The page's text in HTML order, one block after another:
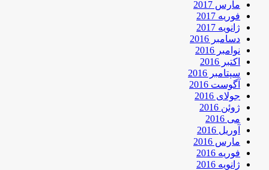
مارس 2017
فوریه 2017
ژانویه 2017
دسامبر 2016
نوامبر 2016
اکتبر 2016
سپتامبر 2016
آگوست 2016
جولای 2016
ژوئن 2016
می 2016
آوریل 2016
مارس 2016
فوریه 2016
ژانویه 2016